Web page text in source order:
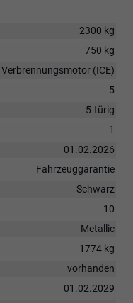
2300 kg
750 kg
Verbrennungsmotor (ICE)
5
5-türig
1
01.02.2026
Fahrzeuggarantie
Schwarz
10
Metallic
1774 kg
vorhanden
01.02.2029